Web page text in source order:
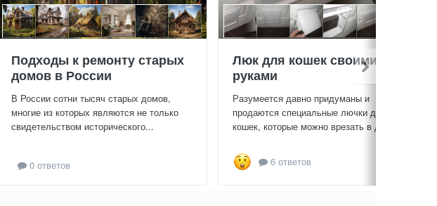
Подходы к ремонту старых
домов в России
В России сотни тысяч старых домов,
многие из которых являются не только
свидетельством исторического...
0 ответов
Люк для кошек своими
руками
Разумеется давно придуманы и
продаются специальные лючки для
кошек, которые можно врезать в дверь...
6 ответов